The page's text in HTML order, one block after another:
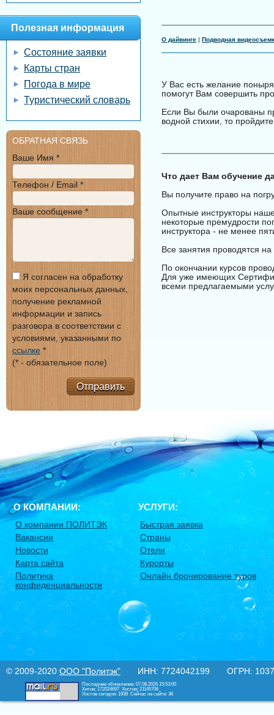
О дайвинге | Подводная
У Вас есть желание
помогут Вам совершить
Если Вы были очарованы
водной стихии, то
Что дает Вам обучение
Вы получите право на
Опытные инструкторы
некоторые премудрости
инструктора - не менее
Все занятия проводятся
По окончании курсов
Для уже имеющих
всеми предлагаемыми
Полезная информация
Состояние заявки
Карты стран
Погода в мире
Туристический словарь
ОБРАТНАЯ СВЯЗЬ
Ваше Имя *
Телефон / Email *
Ваше сообщение *
Я согласен на обработку
моих персональных данных,
получение рекламной
информации и запись
разговора в соответствии с
условиями, указанными по
ссылке *
(* - обязательное поле)
Отправить
О КОМПАНИИ:
О компании ПОЛИТЭК
Вакансии
Новости
Карта сайта
Политика
конфиденциальности
УСЛУГИ:
Быстрая заявка
Страны
Отели
Курорты
Онлайн бронирование туров
© 2009-2020 ООО "Политэк" ИНН: 7724042199 ОГРН:
Последнее обновление: 07.08.2026 15:53:00
Хитов: 172024697 Хостов: 21145706
Хостов сегодня: 1938 Сейчас на сайте: 36